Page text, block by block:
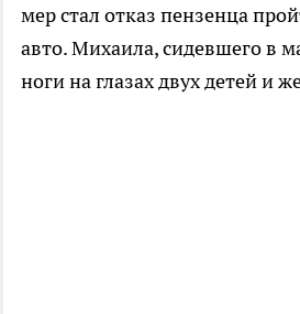
мер стал отказ пензенца
авто. Михаила, сидевшего в
ноги на глазах двух детей и